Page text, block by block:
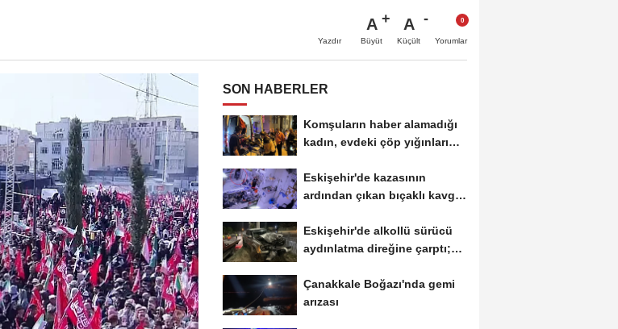
Yazdır
A
Büyüt
A
Küçült Yorumlar
SON HABERLER
Komşuların haber alamadığı
kadın, evdeki çöp yığınları
Eskişehir'de kazasının
ardından çıkan bıçaklı kavga
Eskişehir'de alkollü sürücü
aydınlatma direğine çarptı;
Çanakkale Boğazı'nda gemi
arızası